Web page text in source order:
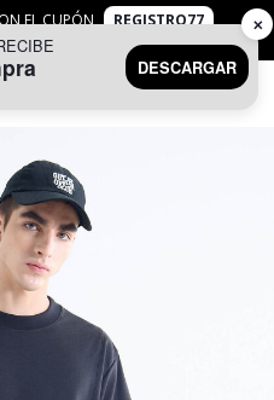
EL CUPÓN
REGISTRO77
TYC
DESCARGAR
✕